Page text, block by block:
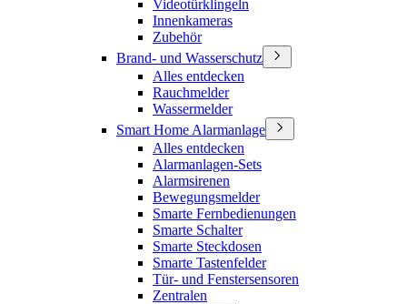
Videotürklingeln
Innenkameras
Zubehör
Brand- und Wasserschutz
Alles entdecken
Rauchmelder
Wassermelder
Smart Home Alarmanlage
Alles entdecken
Alarmanlagen-Sets
Alarmsirenen
Bewegungsmelder
Smarte Fernbedienungen
Smarte Schalter
Smarte Steckdosen
Smarte Tastenfelder
Tür- und Fenstersensoren
Zentralen